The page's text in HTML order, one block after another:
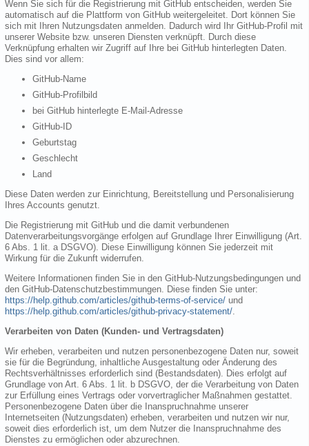
Wenn Sie sich für die Registrierung mit GitHub entscheiden, werden Sie
automatisch auf die Plattform von GitHub weitergeleitet. Dort können Sie
sich mit Ihren Nutzungsdaten anmelden. Dadurch wird Ihr GitHub-Profil mit
unserer Website bzw. unseren Diensten verknüpft. Durch diese
Verknüpfung erhalten wir Zugriff auf Ihre bei GitHub hinterlegten Daten.
Dies sind vor allem:
GitHub-Name
GitHub-Profilbild
bei GitHub hinterlegte E-Mail-Adresse
GitHub-ID
Geburtstag
Geschlecht
Land
Diese Daten werden zur Einrichtung, Bereitstellung und Personalisierung
Ihres Accounts genutzt.
Die Registrierung mit GitHub und die damit verbundenen
Datenverarbeitungsvorgänge erfolgen auf Grundlage Ihrer Einwilligung (Art.
6 Abs. 1 lit. a DSGVO). Diese Einwilligung können Sie jederzeit mit
Wirkung für die Zukunft widerrufen.
Weitere Informationen finden Sie in den GitHub-Nutzungsbedingungen und
den GitHub-Datenschutzbestimmungen. Diese finden Sie unter:
https://help.github.com/articles/github-terms-of-service/ und
https://help.github.com/articles/github-privacy-statement/.
Verarbeiten von Daten (Kunden- und Vertragsdaten)
Wir erheben, verarbeiten und nutzen personenbezogene Daten nur, soweit
sie für die Begründung, inhaltliche Ausgestaltung oder Änderung des
Rechtsverhältnisses erforderlich sind (Bestandsdaten). Dies erfolgt auf
Grundlage von Art. 6 Abs. 1 lit. b DSGVO, der die Verarbeitung von Daten
zur Erfüllung eines Vertrags oder vorvertraglicher Maßnahmen gestattet.
Personenbezogene Daten über die Inanspruchnahme unserer
Internetseiten (Nutzungsdaten) erheben, verarbeiten und nutzen wir nur,
soweit dies erforderlich ist, um dem Nutzer die Inanspruchnahme des
Dienstes zu ermöglichen oder abzurechnen.